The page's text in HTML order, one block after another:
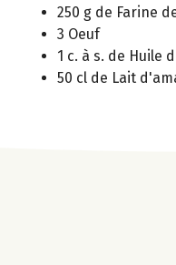
250 g de Farine
3 Oeuf
1 c. à s. de Huile
50 cl de Lait